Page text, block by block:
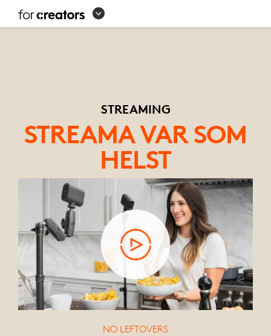
ALLT
STREAMING
STREAMA VAR SOM
HELST
NO LEFTOVERS